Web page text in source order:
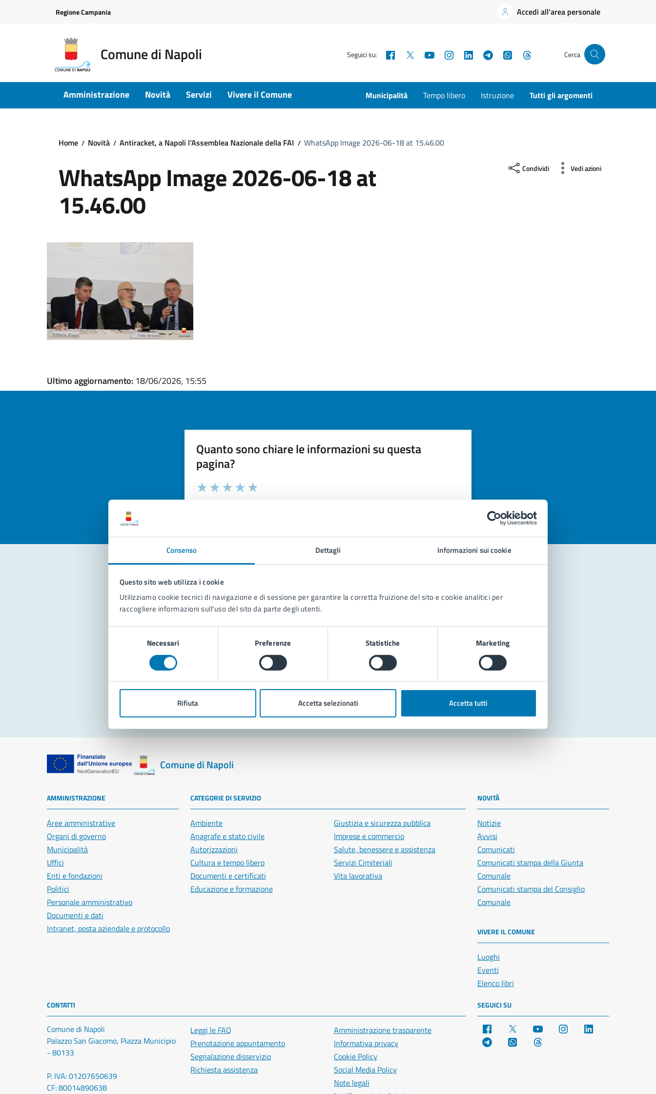
Consenso Dettagli Informazioni sui cookie
Questo sito web utilizza i cookie
Utilizziamo cookie tecnici di navigazione e di sessione per garantire la corretta fruizione del sito e cookie analitici per
raccogliere informazioni sull'uso del sito da parte degli utenti.
Necessari Preferenze Statistiche Marketing
Rifiuta Accetta selezionati Accetta tutti
Regione Campania Accedi all'area personale
Comune di Napoli Seguici su: Facebook YouTubeInstagramLinkedInTelegramWhatsApp Cerca
Amministrazione Novità Servizi Vivere il Comune Municipalità Tempo libero Istruzione Tutti gli argomenti
Home Novità Antiracket, a Napoli l’Assemblea Nazionale della FAI WhatsApp Image 2026-06-18 at 15.46.00
WhatsApp Image 2026-06-18 at
15.46.00
Condividi Vedi azioni
Ultimo aggiornamento: 18/06/2026, 15:55
Quanto sono chiare le informazioni su questa
pagina?
Valuta la chiarezza delle informazioni (da 1 a 5 stelle)
Seleziona il numero di stelle per valutare la chiarezza delle informazioni
Contatta il comune
Leggi le domande frequenti
Richiedi assistenza
Prenota appuntamento
Problemi in città
Comune di Napoli
AMMINISTRAZIONE
Aree amministrative
Organi di governo
Municipalità
Uffici
Enti e fondazioni
Politici
Personale amministrativo
Documenti e dati
Intranet, posta aziendale e protocollo
CATEGORIE DI SERVIZIO
Ambiente
Anagrafe e stato civile
Autorizzazioni
Cultura e tempo libero
Documenti e certificati
Educazione e formazione
Giustizia e sicurezza pubblica
Imprese e commercio
Salute, benessere e assistenza
Servizi Cimiteriali
Vita lavorativa
NOVITÀ
Notizie
Avvisi
Comunicati
Comunicati stampa della Giunta
Comunale
Comunicati stampa del Consiglio
Comunale
VIVERE IL COMUNE
Luoghi
Eventi
Elenco libri
CONTATTI
Comune di Napoli
Palazzo San Giacomo, Piazza Municipio
- 80133
P. IVA: 01207650639
CF: 80014890638
Leggi le FAQ
Prenotazione appuntamento
Segnalazione disservizio
Richiesta assistenza
Amministrazione trasparente
Informativa privacy
Cookie Policy
Social Media Policy
Note legali
SEGUICI SU
Facebook YouTube Instagram
Telegram WhatsApp